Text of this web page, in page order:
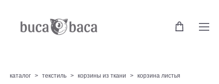
каталог > текстиль > корзины из ткани > корзина листья